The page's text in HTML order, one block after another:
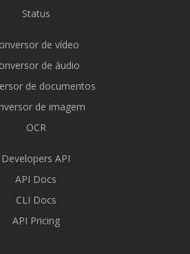
Status
de vídeo
de áudio
de documentos
de imagem
OCR
Developers API
API Docs
CLI Docs
API Pricing